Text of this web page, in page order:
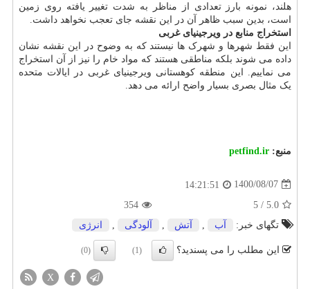
هلند، نمونه بارز تعدادی از مناظر به شدت تغییر یافته روی زمین
است، بدین سبب ظاهر آن در این نقشه جای تعجب نخواهد داشت.
استخراج منابع در ویرجینیای غربی
این فقط شهرها و شهرک ها نیستند که به وضوح در این نقشه نشان
داده می شوند بلکه مناطقی هستند که مواد خام را نیز از آن استخراج
می نماییم. این منطقه کوهستانی ویرجینیای غربی در ایالات متحده
یک مثال بصری بسیار واضح ارائه می دهد.
منبع: petfind.ir
1400/08/07
14:21:51
5.0
/
5
354
تگهای خبر:
آب آتش آلودگی انرژی
این مطلب را می پسندید؟ (1)
(0)
X